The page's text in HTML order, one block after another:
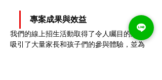
專案成果與效益
我們的線上招生活動取得了令人矚目的成果。
吸引了大量家長和孩子們的參與體驗，並為